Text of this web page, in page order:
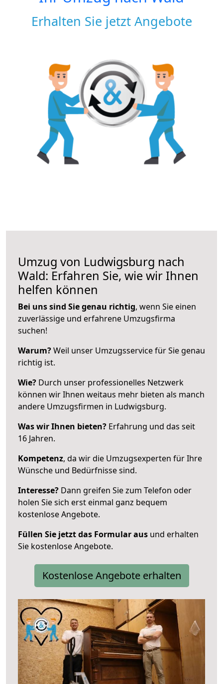
Erhalten Sie jetzt Angebote
Umzug von Ludwigsburg nach
Wald: Erfahren Sie, wie wir Ihnen
helfen können
Bei uns sind Sie genau richtig, wenn Sie einen
zuverlässige und erfahrene Umzugsfirma
suchen!
Warum?Weil unser Umzugsservice für Sie genau
richtig ist.
Wie? Durch unser professionelles Netzwerk
können wir Ihnen weitaus mehr bieten als manch
andere Umzugsfirmen in Ludwigsburg.
Was wir Ihnen bieten? Erfahrung und das seit
16 Jahren.
Kompetenz, da wir die Umzugsexperten für Ihre
Wünsche und Bedürfnisse sind.
Interesse? Dann greifen Sie zum Telefon oder
holen Sie sich erst einmal ganz bequem
kostenlose Angebote.
Füllen Sie jetzt das Formular aus und erhalten
Sie kostenlose Angebote.
Kostenlose Angebote erhalten